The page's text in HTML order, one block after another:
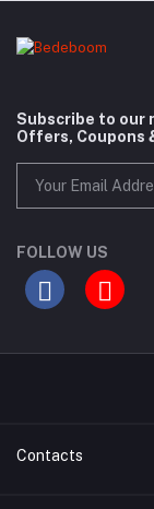
Subscribe to
Offers, Coupons
FOLLOW US
Contacts